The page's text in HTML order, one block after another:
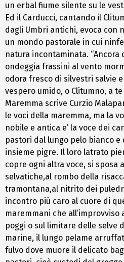
un erbal fiume silente su le
Ed il Carducci, cantando il
dagli Umbri antichi, evoca con
un mondo pastorale in cui
natura incontaminata. “Ancora
ondeggia frassini al vento
odora fresco di silvestri salvie
vespero umido, o Clitumno, a
Maremma scrive Curzio
le voci della maremma, ma la
nobile e antica e’ la voce dei
pastori dal lungo pelo bianco
insieme pigre. Il loro latrato
copre ogni altra voce, si sposa
selvatiche,al rombo della
tramontana,al nitrito dei
incontro più caro al cuore di
maremmani che all’improvviso
poggi o sul limitare delle selve
marine, il lungo pelame
fulvo dove muore il delicato